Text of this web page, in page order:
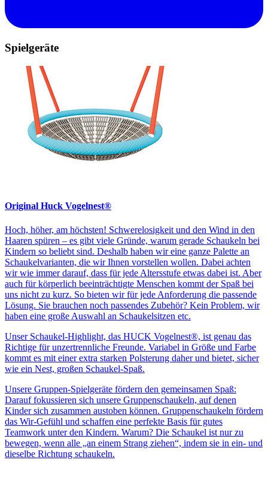
Spielgeräte
Original Huck Vogelnest®
Hoch, höher, am höchsten! Schwerelosigkeit und den Wind in den
Haaren spüren – es gibt viele Gründe, warum gerade Schaukeln bei
Kindern so beliebt sind. Deshalb haben wir eine ganze Palette an
Schaukelvarianten, die wir Ihnen vorstellen wollen. Dabei achten
wir wie immer darauf, dass für jede Altersstufe etwas dabei ist. Aber
auch für körperlich beeinträchtigte Menschen kommt der Spaß bei
uns nicht zu kurz. So bieten wir für jede Anforderung die passende
Lösung. Sie brauchen noch passendes Zubehör? Kein Problem, wir
haben eine große Auswahl an Schaukelsitzen etc.
Unser Schaukel-Highlight, das HUCK Vogelnest®, ist genau das
Richtige für unzertrennliche Freunde. Variabel in Größe und Farbe
kommt es mit einer extra starken Polsterung daher und bietet, sicher
wie ein Nest, großen Schaukel-Spaß.
Unsere Gruppen-Spielgeräte fördern den gemeinsamen Spaß:
Darauf fokussieren sich unsere Gruppenschaukeln, auf denen
Kinder sich zusammen austoben können. Gruppenschaukeln fördern
das Wir-Gefühl und schaffen eine perfekte Basis für gutes
Teamwork unter den Kindern. Warum? Die Schaukel ist nur zu
bewegen, wenn alle „an einem Strang ziehen“, indem sie in ein- und
dieselbe Richtung schaukeln.